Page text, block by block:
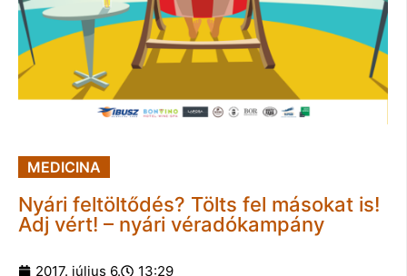
MEDICINA
Nyári feltöltődés? Tölts fel másokat is!
Adj vért! – nyári véradókampány
2017. július 6. 13:29